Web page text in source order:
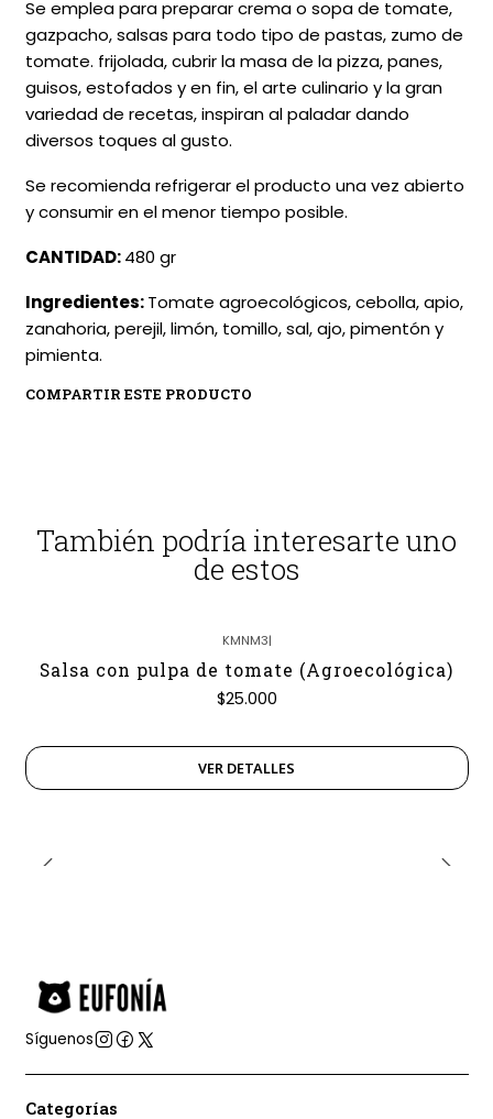
Se emplea para preparar crema o sopa de tomate,
gazpacho, salsas para todo tipo de pastas, zumo de
tomate. frijolada, cubrir la masa de la pizza, panes,
guisos, estofados y en fin, el arte culinario y la gran
variedad de recetas, inspiran al paladar dando
diversos toques al gusto.
Se recomienda refrigerar el producto una vez abierto
y consumir en el menor tiempo posible.
CANTIDAD:480 gr
Ingredientes:Tomate agroecológicos, cebolla, apio,
zanahoria, perejil, limón, tomillo, sal, ajo, pimentón y
pimienta.
COMPARTIR ESTE PRODUCTO
También podría interesarte uno
de estos
KMNM3|
Salsa con pulpa de tomate (Agroecológica)
$25.000
VER DETALLES
Síguenos
Categorías